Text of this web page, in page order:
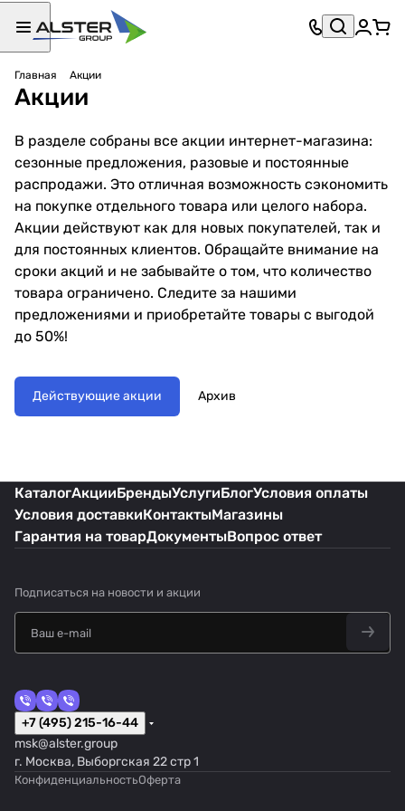
Главная Акции
Акции
В разделе собраны все акции интернет-магазина:
сезонные предложения, разовые и постоянные
распродажи. Это отличная возможность сэкономить
на покупке отдельного товара или целого набора.
Акции действуют как для новых покупателей, так и
для постоянных клиентов. Обращайте внимание на
сроки акций и не забывайте о том, что количество
товара ограничено. Следите за нашими
предложениями и приобретайте товары с выгодой
до 50%!
Действующие акции Архив
КаталогАкцииБрендыУслугиБлогУсловия оплаты
Условия доставкиКонтактыМагазины
Гарантия на товарДокументыВопрос ответ
Подписаться на новости и акции
+7 (495) 215-16-44
msk@alster.group
г. Москва, Выборгская 22 стр 1
КонфиденциальностьОферта